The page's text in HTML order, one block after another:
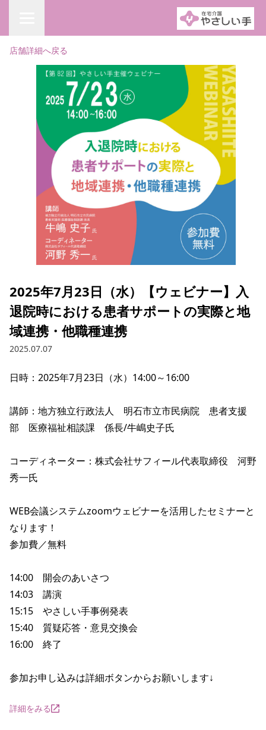
店舗詳細へ戻る
2025年7月23日（水）【ウェビナー】入
退院時における患者サポートの実際と地
域連携・他職種連携
2025.07.07
日時：2025年7月23日（水）14:00～16:00
講師：地方独立行政法人　明石市立市民病院　患者支援
部　医療福祉相談課　係長/牛嶋史子氏
コーディネーター：株式会社サフィール代表取締役　河野
秀一氏
WEB会議システムzoomウェビナーを活用したセミナーと
なります！
参加費／無料
14:00　開会のあいさつ
14:03　講演
15:15　やさしい手事例発表
15:40　質疑応答・意見交換会
16:00　終了
参加お申し込みは詳細ボタンからお願いします↓
詳細をみる